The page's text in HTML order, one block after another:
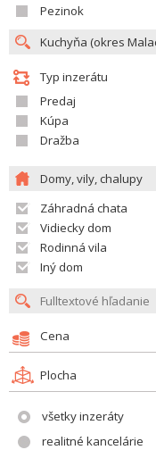
Pezinok
Typ inzerátu
Predaj
Kúpa
Dražba
Domy, vily, chalupy
Záhradná chata
Vidiecky dom
Rodinná vila
Iný dom
Cena
Plocha
všetky inzeráty
realitné kancelárie